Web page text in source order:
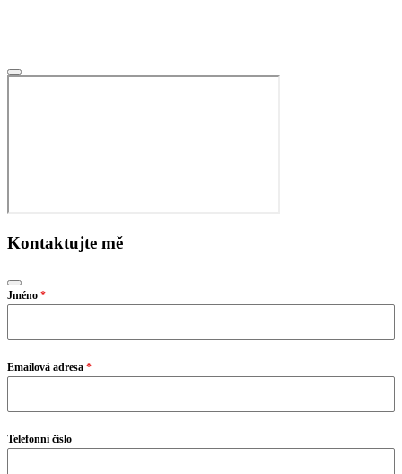
Kontaktujte mě
Jméno *
Emailová adresa *
Telefonní číslo